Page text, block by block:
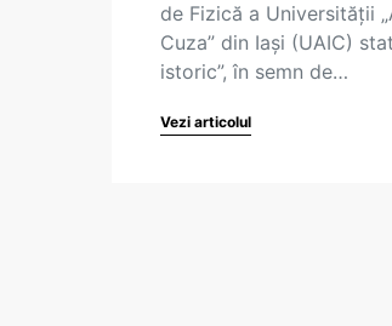
de Fizică a Universității
Cuza” din Iași (UAIC)
istoric”, în semn de…
Vezi articolul